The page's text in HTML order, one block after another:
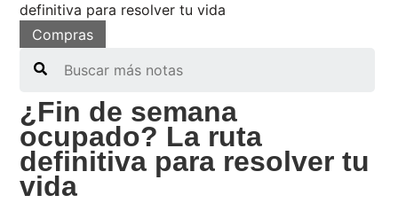
definitiva para resolver tu vida
Compras
¿Fin de semana
ocupado? La ruta
definitiva para resolver tu
vida